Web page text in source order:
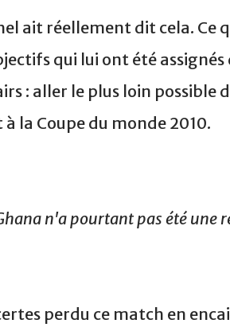
ait réellement dit cela. Ce
qui lui ont été
: aller le plus loin possible
la Coupe du monde 2010.
n'a pourtant pas été une
perdu ce match en